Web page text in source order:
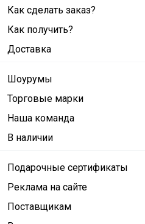
Как сделать заказ?
Как получить?
Доставка
Шоурумы
Торговые марки
Наша команда
В наличии
Подарочные сертификаты
Реклама на сайте
Поставщикам